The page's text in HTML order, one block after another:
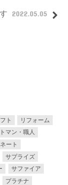
2022.05.05
ト
リフォーム
マン・職人
ート
サプライズ
サファイア
プラチナ